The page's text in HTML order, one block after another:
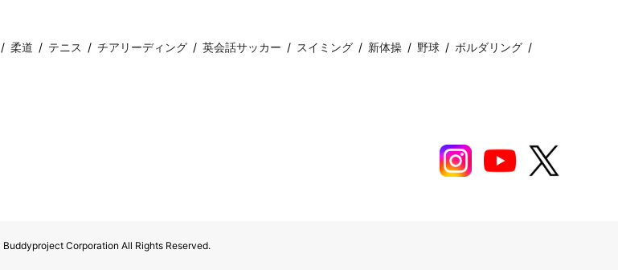
柔道 テニス チアリーディング 英会話サッカー スイミング 新体操 野球
ボルダリング
Corporation All Rights Reserved.